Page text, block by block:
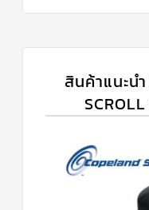
สินค้าแนะน